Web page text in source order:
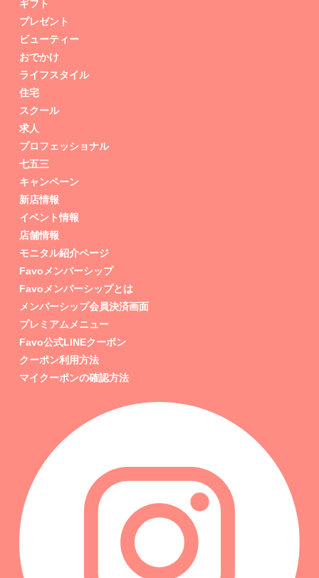
ギフト
プレゼント
ビューティー
おでかけ
ライフスタイル
住宅
スクール
求人
プロフェッショナル
七五三
キャンペーン
新店情報
イベント情報
店舗情報
モニタル紹介ページ
Favoメンバーシップ
Favoメンバーシップとは
メンバーシップ会員決済画面
プレミアムメニュー
Favo公式LINEクーポン
クーポン利用方法
マイクーポンの確認方法